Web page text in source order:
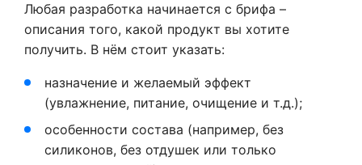
Любая разработка начинается с брифа –
описания того, какой продукт вы хотите
получить. В нём стоит указать:
назначение и желаемый эффект
(увлажнение, питание, очищение и т.д.);
особенности состава (например, без
силиконов, без отдушек или только